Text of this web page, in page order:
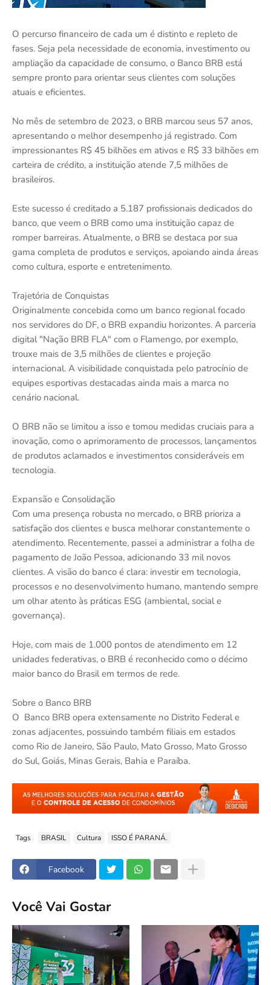
O percurso financeiro de cada um é distinto e repleto de
fases. Seja pela necessidade de economia, investimento ou
ampliação da capacidade de consumo, o Banco BRB está
sempre pronto para orientar seus clientes com soluções
atuais e eficientes.
No mês de setembro de 2023, o BRB marcou seus 57 anos,
apresentando o melhor desempenho já registrado. Com
impressionantes R$ 45 bilhões em ativos e R$ 33 bilhões em
carteira de crédito, a instituição atende 7,5 milhões de
brasileiros.
Este sucesso é creditado a 5.187 profissionais dedicados do
banco, que veem o BRB como uma instituição capaz de
romper barreiras. Atualmente, o BRB se destaca por sua
gama completa de produtos e serviços, apoiando ainda áreas
como cultura, esporte e entretenimento.
Trajetória de Conquistas
Originalmente concebida como um banco regional focado
nos servidores do DF, o BRB expandiu horizontes. A parceria
digital "Nação BRB FLA" com o Flamengo, por exemplo,
trouxe mais de 3,5 milhões de clientes e projeção
internacional. A visibilidade conquistada pelo patrocínio de
equipes esportivas destacadas ainda mais a marca no
cenário nacional.
O BRB não se limitou a isso e tomou medidas cruciais para a
inovação, como o aprimoramento de processos, lançamentos
de produtos aclamados e investimentos consideráveis em
tecnologia.
Expansão e Consolidação
Com uma presença robusta no mercado, o BRB prioriza a
satisfação dos clientes e busca melhorar constantemente o
atendimento. Recentemente, passei a administrar a folha de
pagamento de João Pessoa, adicionando 33 mil novos
clientes. A visão do banco é clara: investir em tecnologia,
processos e no desenvolvimento humano, mantendo sempre
um olhar atento às práticas ESG (ambiental, social e
governança).
Hoje, com mais de 1.000 pontos de atendimento em 12
unidades federativas, o BRB é reconhecido como o décimo
maior banco do Brasil em termos de rede.
Sobre o Banco BRB
O Banco BRB opera extensamente no Distrito Federal e
zonas adjacentes, possuindo também filiais em estados
como Rio de Janeiro, São Paulo, Mato Grosso, Mato Grosso
do Sul, Goiás, Minas Gerais, Bahia e Paraíba.
Tags BRASIL Cultura ISSO É PARANÁ.
Facebook
Você Vai Gostar